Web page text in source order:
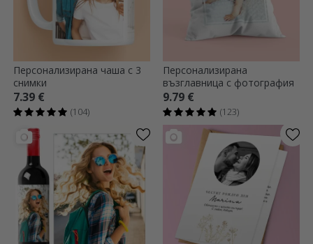
Персонализирана чаша с 3
снимки
7.39 €
(104)
Персонализирана
възглавница с фотография
9.79 €
(123)